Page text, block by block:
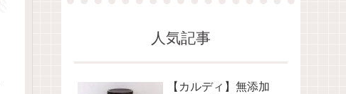
人気記事
【カルディ】無添加